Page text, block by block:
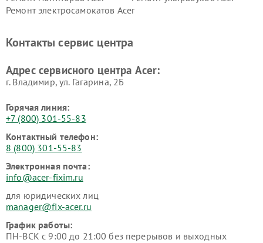
Ремонт электросамокатов Acer
Контакты сервис центра
Адрес сервисного центра Acer:
г. Владимир, ул. Гагарина, 2Б
Горячая линия:
+7 (800) 301-55-83
Контактный телефон:
8 (800) 301-55-83
Электронная почта:
info@acer-fixim.ru
для юридических лиц
manager@fix-acer.ru
График работы:
ПН-ВСК с 9:00 до 21:00 без перерывов и выходных